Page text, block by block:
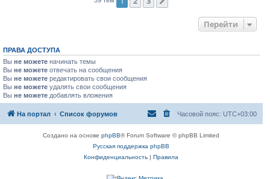
Перейти
ПРАВА ДОСТУПА
Вы не можете начинать темы
Вы не можете отвечать на сообщения
Вы не можете редактировать свои сообщения
Вы не можете удалять свои сообщения
Вы не можете добавлять вложения
На портал Список форумов Часовой пояс: UTC+03:00
Создано на основеphpBB® Forum Software © phpBB Limited
Русская поддержка phpBB
Конфиденциальность |Правила